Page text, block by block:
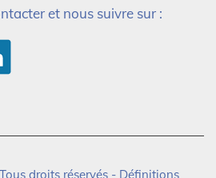
et nous suivre sur :
droits réservés - Définitions